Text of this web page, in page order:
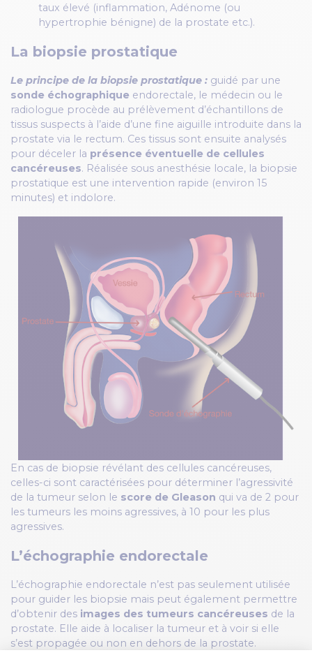
taux élevé (inflammation, Adénome (ou
hypertrophie bénigne) de la prostate etc.).
La biopsie prostatique
Le principe de la biopsie prostatique : guidé par une
sonde échographique endorectale, le médecin ou le
radiologue procède au prélèvement d’échantillons de
tissus suspects à l’aide d’une fine aiguille introduite dans la
prostate via le rectum. Ces tissus sont ensuite analysés
pour déceler la présence éventuelle de cellules
cancéreuses. Réalisée sous anesthésie locale, la biopsie
prostatique est une intervention rapide (environ 15
minutes) et indolore.
En cas de biopsie révélant des cellules cancéreuses,
celles-ci sont caractérisées pour déterminer l’agressivité
de la tumeur selon le score de Gleason qui va de 2 pour
les tumeurs les moins agressives, à 10 pour les plus
agressives.
L’échographie endorectale
L’échographie endorectale n’est pas seulement utilisée
pour guider les biopsie mais peut également permettre
d’obtenir des images des tumeurs cancéreuses de la
prostate. Elle aide à localiser la tumeur et à voir si elle
s’est propagée ou non en dehors de la prostate.